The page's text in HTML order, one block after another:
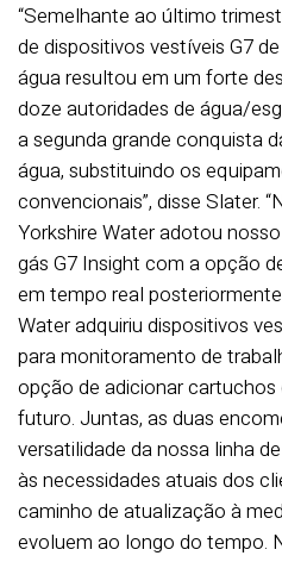
“Semelhante ao último
de dispositivos vestíveis G7
água resultou em um forte
doze autoridades de água/
a segunda grande conquista
água, substituindo os
convencionais”, disse Slater.
Yorkshire Water adotou
gás G7 Insight com a opção
em tempo real
Water adquiriu dispositivos
para monitoramento de
opção de adicionar
futuro. Juntas, as duas
versatilidade da nossa linha
às necessidades atuais dos
caminho de atualização à
evoluem ao longo do tempo.